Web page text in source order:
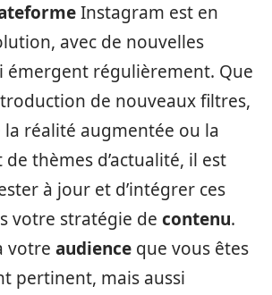
Instagram est en
avec de nouvelles
émergent régulièrement. Que
de nouveaux filtres,
la réalité augmentée ou la
thèmes d’actualité, il est
à jour et d’intégrer ces
votre stratégie de contenu.
votre audience que vous êtes
pertinent, mais aussi